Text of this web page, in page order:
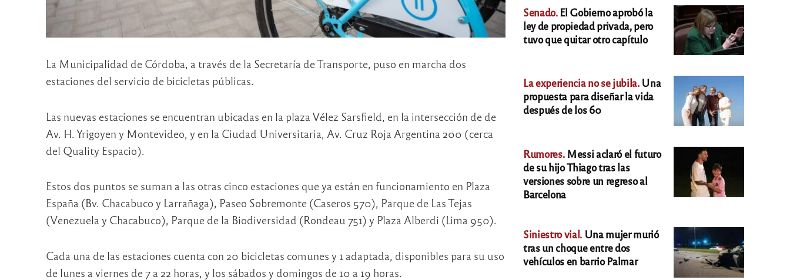
La Municipalidad de Córdoba, a través de la Secretaría de Transporte, puso en marcha dos
estaciones del servicio de bicicletas públicas.
Las nuevas estaciones se encuentran ubicadas en la plaza Vélez Sarsfield, en la intersección de de
Av. H. Yrigoyen y Montevideo, y en la Ciudad Universitaria, Av. Cruz Roja Argentina 200 (cerca
del Quality Espacio).
Estos dos puntos se suman a las otras cinco estaciones que ya están en funcionamiento en Plaza
España (Bv. Chacabuco y Larrañaga), Paseo Sobremonte (Caseros 570), Parque de Las Tejas
(Venezuela y Chacabuco), Parque de la Biodiversidad (Rondeau 751) y Plaza Alberdi (Lima 950).
Cada una de las estaciones cuenta con 20 bicicletas comunes y 1 adaptada, disponibles para su uso
de lunes a viernes de 7 a 22 horas, y los sábados y domingos de 10 a 19 horas.
Senado.El Gobierno aprobó la
ley de propiedad privada, pero
tuvo que quitar otro capítulo
La experiencia no se jubila.Una
propuesta para diseñar la vida
después de los 60
Rumores.Messi aclaró el futuro
de su hijo Thiago tras las
versiones sobre un regreso al
Barcelona
Siniestro vial. Una mujer murió
tras un choque entre dos
vehículos en barrio Palmar